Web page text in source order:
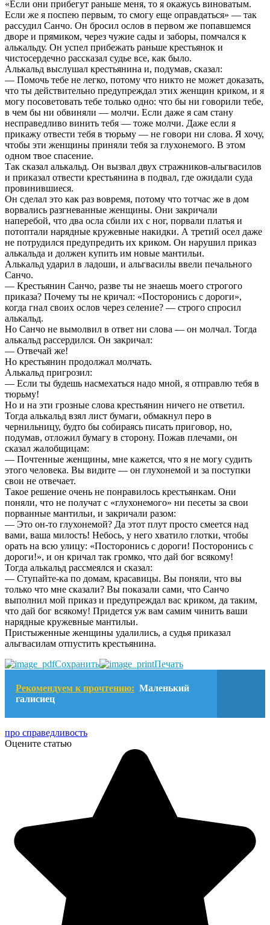
«Если они прибегут раньше меня, то я окажусь виноватым.
Если же я поспею первым, то смогу еще оправдаться» — так
рассудил Санчо. Он бросил ослов в первом же попавшемся
дворе и прямиком, через чужие сады и заборы, помчался к
алькальду. Он успел прибежать раньше крестьянок и
чистосердечно рассказал судье все, как было.
Алькальд выслушал крестьянина и, подумав, сказал:
— Помочь тебе не легко, потому что никто не может доказать,
что ты действительно предупреждал этих женщин криком, и я
могу посоветовать тебе только одно: что бы ни говорили тебе,
в чем бы ни обвиняли — молчи. Если даже я сам стану
несправедливо винить тебя — тоже молчи. Даже если я
прикажу отвести тебя в тюрьму — не говори ни слова. Я хочу,
чтобы эти женщины приняли тебя за глухонемого. В этом
одном твое спасение.
Так сказал алькальд. Он вызвал двух стражников-альгвасилов
и приказал отвести крестьянина в подвал, где ожидали суда
провинившиеся.
Он сделал это как раз вовремя, потому что тотчас же в дом
ворвались разгневанные женщины. Они закричали
наперебой, что два осла сбили их с ног, порвали платья и
потоптали нарядные кружевные накидки. А третий осел даже
не потрудился предупредить их криком. Он нарушил приказ
алькальда и должен купить им новые мантильи.
Алькальд ударил в ладоши, и альгвасилы ввели печального
Санчо.
— Крестьянин Санчо, разве ты не знаешь моего строгого
приказа? Почему ты не кричал: «Посторонись с дороги»,
когда гнал своих ослов через селение? — строго спросил
алькальд.
Но Санчо не вымолвил в ответ ни слова — он молчал. Тогда
алькальд рассердился. Он закричал:
— Отвечай же!
Но крестьянин продолжал молчать.
Алькальд пригрозил:
— Если ты будешь насмехаться надо мной, я отправлю тебя в
тюрьму!
Но и на эти грозные слова крестьянин ничего не ответил.
Тогда алькальд взял лист бумаги, обмакнул перо в
чернильницу, будто бы собираясь писать приговор, но,
подумав, отложил бумагу в сторону. Пожав плечами, он
сказал жалобщицам:
— Почтенные женщины, мне кажется, что я не могу судить
этого человека. Вы видите — он глухонемой и за поступки
свои не отвечает.
Такое решение очень не понравилось крестьянкам. Они
поняли, что не получат с «глухонемого» ни песеты за свои
порванные мантильи, и закричали разом:
— Это он-то глухонемой? Да этот плут просто смеется над
вами, ваша милость! Небось, у него хватило глотки, чтобы
орать на всю улицу: «Посторонись с дороги! Посторонись с
дороги!», и он кричал так громко, что дай бог всякому!
Тогда алькальд рассмеялся и сказал:
— Ступайте-ка по домам, красавицы. Вы поняли, что вы
только что мне сказали? Вы показали сами, что Санчо
выполнил мой приказ и предупреждал вас криком, да таким,
что дай бог всякому! Придется уж вам самим чинить ваши
нарядные кружевные мантильи.
Пристыженные женщины удалились, а судья приказал
альгвасилам отпустить крестьянина.
Сохранить
Печать
Рекомендуем к прочтению: Маленький
галисиец
про справедливость
Оцените статью